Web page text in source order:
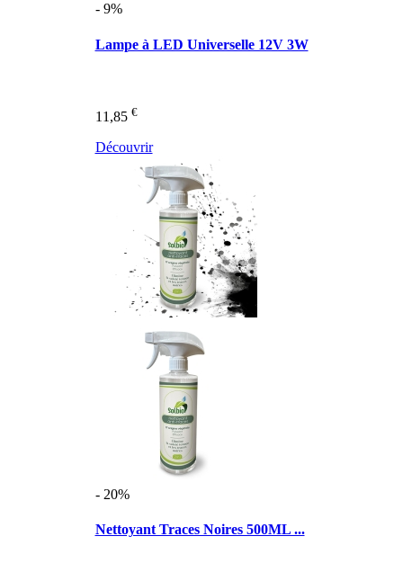
- 9%
Lampe à LED Universelle 12V 3W
11,85 €
Découvrir
- 20%
Nettoyant Traces Noires 500ML ...